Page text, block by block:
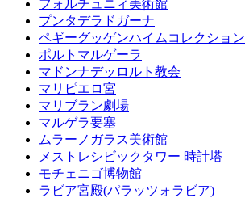
フォルチュニィ美術館
プンタデラドガーナ
ペギーグッゲンハイムコレクション
ポルトマルゲーラ
マドンナデッロルト教会
マリピエロ宮
マリブラン劇場
マルゲラ要塞
ムラーノガラス美術館
メストレシビックタワー 時計塔
モチェニゴ博物館
ラビア宮殿(パラッツォラビア)